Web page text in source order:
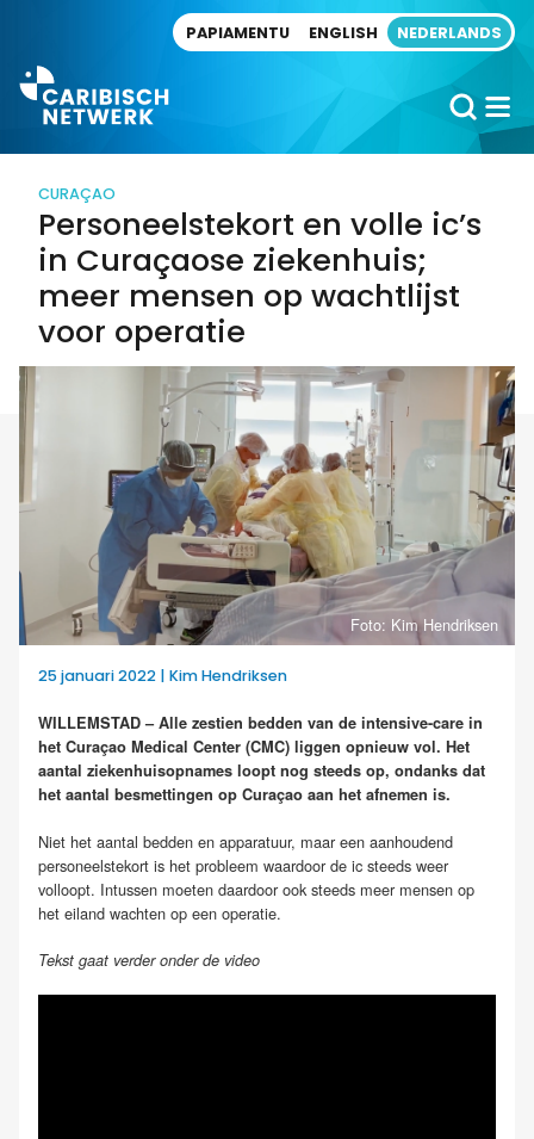
PAPIAMENTU ENGLISH NEDERLANDS
CURAÇAO
Personeelstekort en volle ic’s
in Curaçaose ziekenhuis;
meer mensen op wachtlijst
voor operatie
Foto: Kim Hendriksen
25 januari 2022 | Kim Hendriksen
WILLEMSTAD – Alle zestien bedden van de intensive-care in
het Curaçao Medical Center (CMC) liggen opnieuw vol. Het
aantal ziekenhuisopnames loopt nog steeds op, ondanks dat
het aantal besmettingen op Curaçao aan het afnemen is.
Niet het aantal bedden en apparatuur, maar een aanhoudend
personeelstekort is het probleem waardoor de ic steeds weer
volloopt. Intussen moeten daardoor ook steeds meer mensen op
het eiland wachten op een operatie.
Tekst gaat verder onder de video